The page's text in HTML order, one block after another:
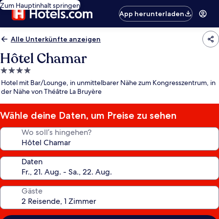
Zum Hauptinhalt springen
App herunterladen
Alle Unterkünfte anzeigen
Hôtel Chamar
4.0-
Sterne-
Unterkunft
Hotel mit Bar/Lounge, in unmittelbarer Nähe zum Kongresszentrum, in
der Nähe von Théâtre La Bruyère
Wähle deine Daten, um Preise zu sehen
Wo soll’s hingehen?
Daten
Gäste